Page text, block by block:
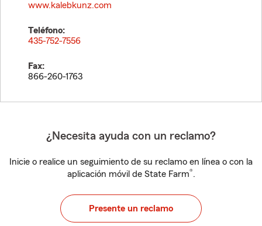
www.kalebkunz.com
Teléfono:
435-752-7556
Fax:
866-260-1763
¿Necesita ayuda con un reclamo?
Inicie o realice un seguimiento de su reclamo en línea o con la
aplicación móvil de State Farm®.
Presente un reclamo